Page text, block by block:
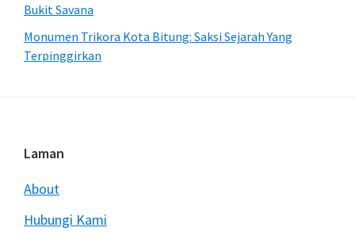
Bukit Savana
Monumen Trikora Kota Bitung: Saksi Sejarah Yang
Terpinggirkan
Footer
Laman
About
Hubungi Kami